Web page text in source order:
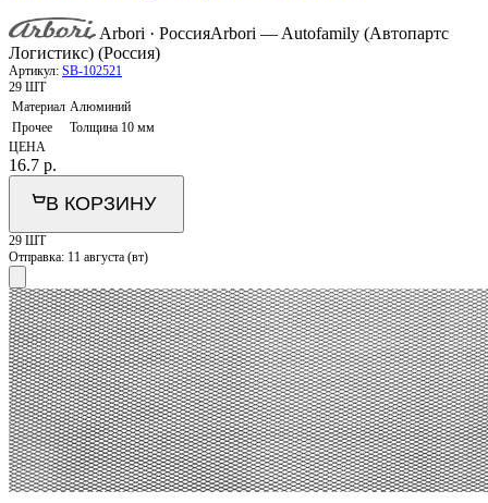
Arbori · РоссияArbori — Autofamily (Автопартс
Логистикс) (Россия)
Артикул: SB-102521
29 ШТ
Материал Алюминий
Прочее
Толщина 10 мм
ЦЕНА
16.7 р.
В КОРЗИНУ
29 ШТ
Отправка: 11 августа (вт)